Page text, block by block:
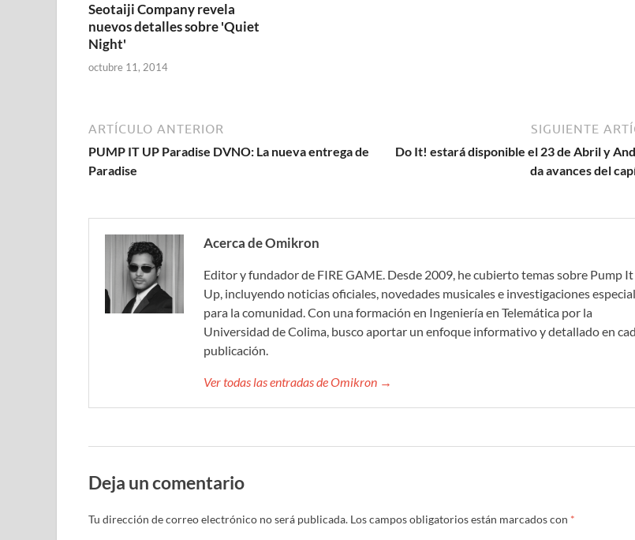
Seotaiji Company revela
nuevos detalles sobre 'Quiet
Night'
octubre 11, 2014
ARTÍCULO ANTERIOR
PUMP IT UP Paradise DVNO: La nueva entrega de
Paradise
SIGUIENTE
Do It! estará disponible el 23 de Abril y
da avances del
Acerca de Omikron
Editor y fundador de FIRE GAME. Desde 2009, he cubierto temas sobre Pump It
Up, incluyendo noticias oficiales, novedades musicales e investigaciones
para la comunidad. Con una formación en Ingeniería en Telemática por la
Universidad de Colima, busco aportar un enfoque informativo y detallado en
publicación.
Ver todas las entradas de Omikron →
Deja un comentario
Tu dirección de correo electrónico no será publicada. Los campos obligatorios están marcados con *